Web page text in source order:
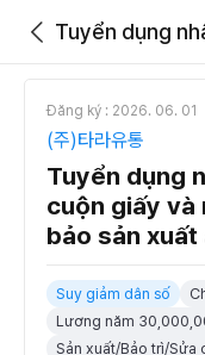
Đăng ký : 2026. 06. 01
(주)타라유통
Tuyển dụng
cuộn giấy và
bảo sản xuất
Suy giảm dân số
Lương năm
Sản xuất/Bảo trì/Sửa